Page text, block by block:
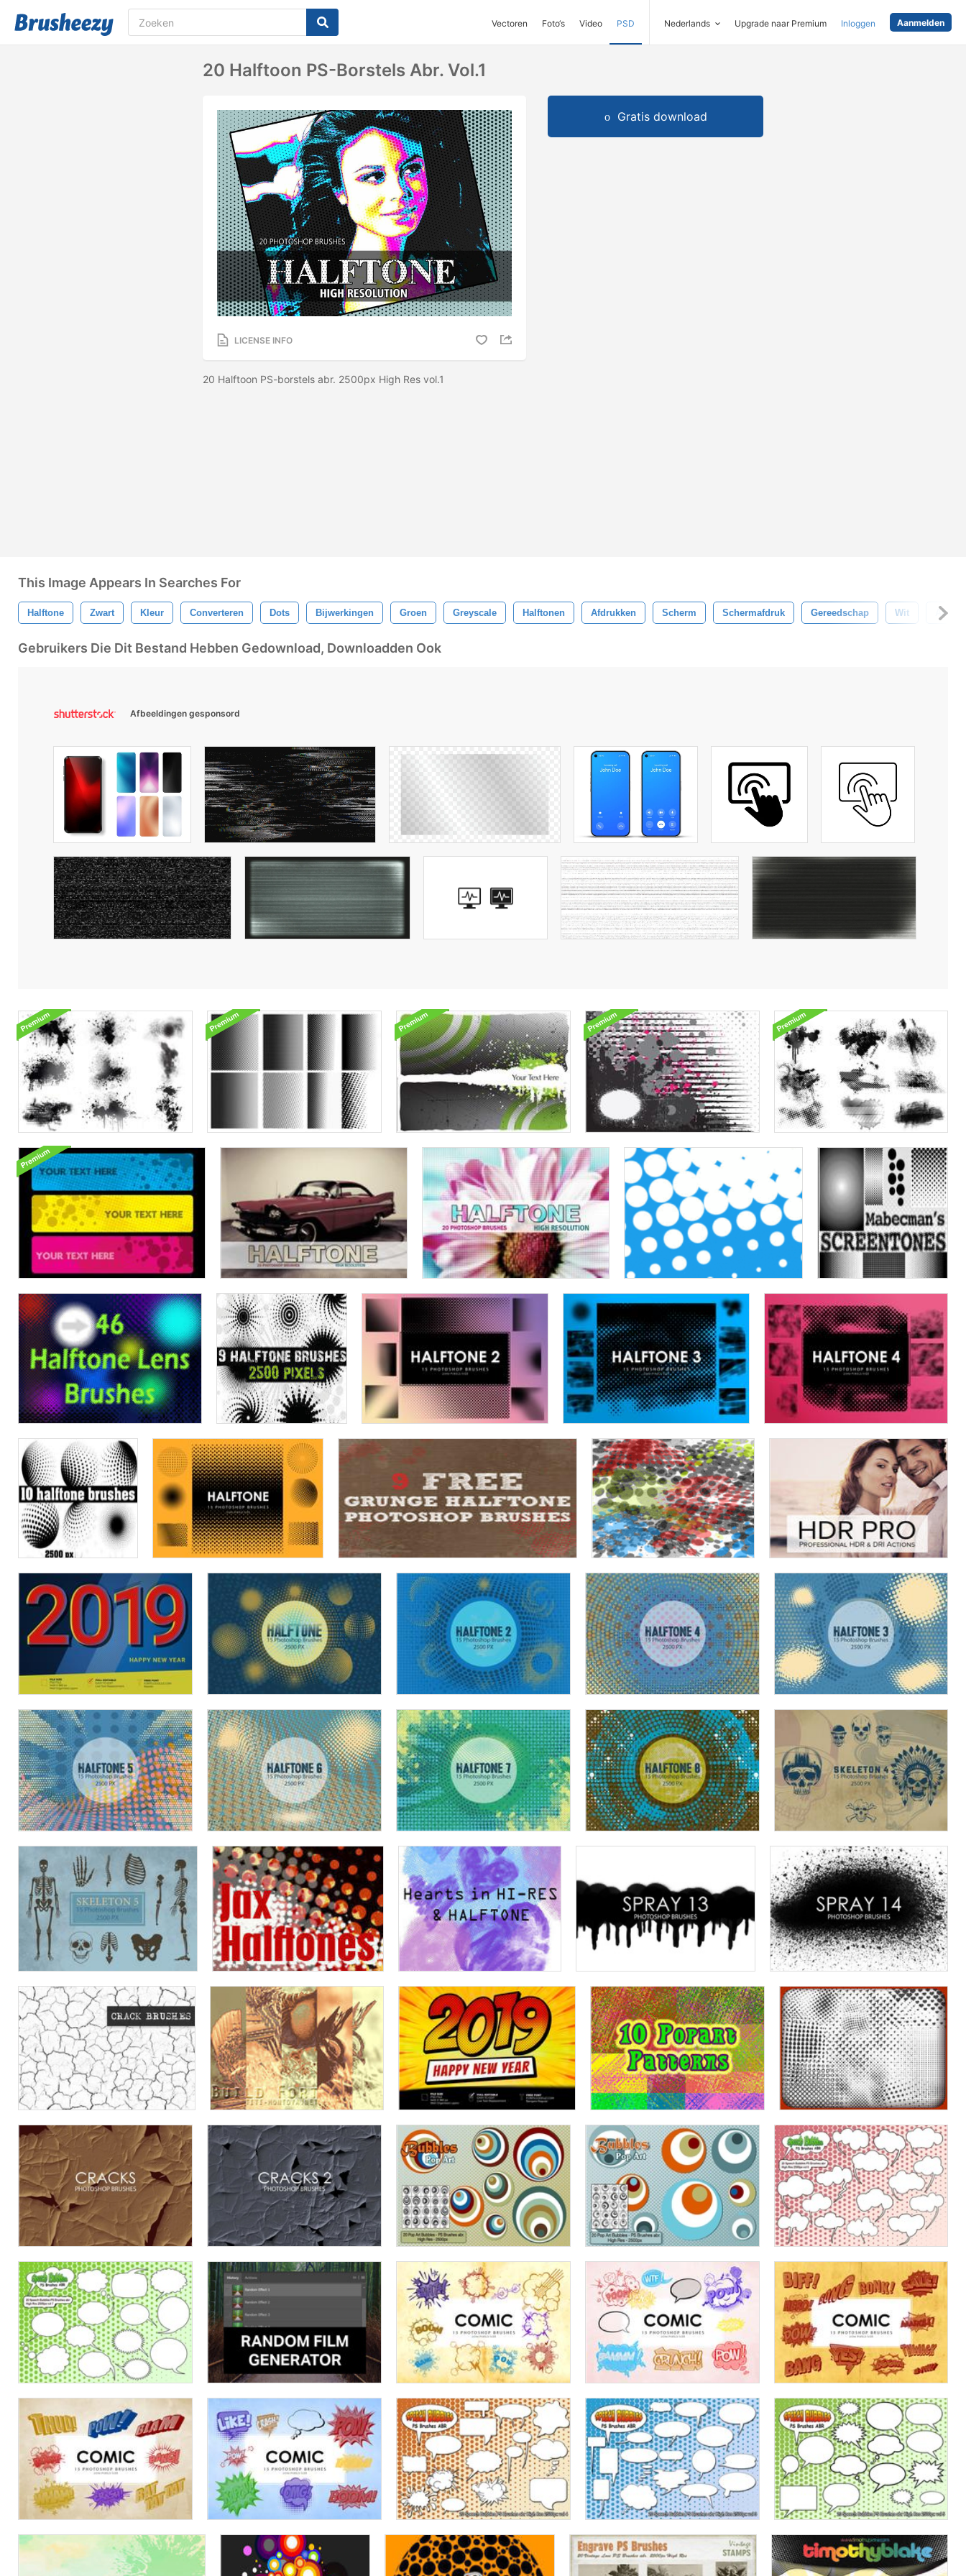
Vectoren Foto‘s Video PSD Nederlands Upgrade naar Premium Inloggen Aanmelden
20 Halftoon PS-Borstels Abr. Vol.1
LICENSE INFO
20 Halftoon PS-borstels abr. 2500px High Res vol.1
Gratis download
This Image Appears In Searches For
Halftone Zwart Kleur Converteren Dots Bijwerkingen Groen Greyscale Halftonen Afdrukken Scherm Schermafdruk Gereedschap Wit
Gebruikers Die Dit Bestand Hebben Gedownload, Downloadden Ook
Afbeeldingen gesponsord